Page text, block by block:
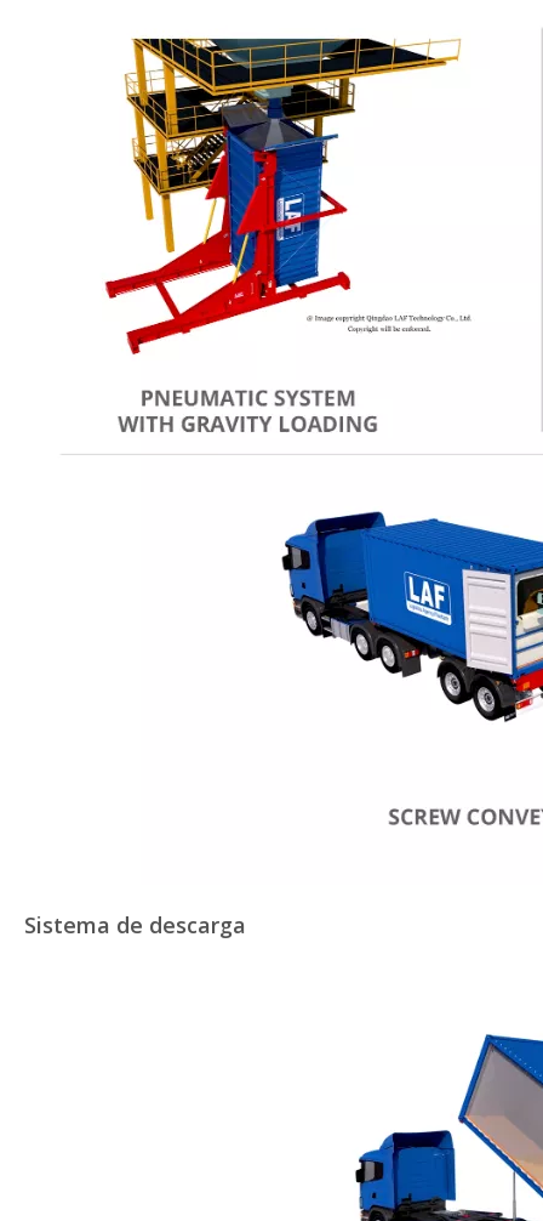
Sistema de descarga